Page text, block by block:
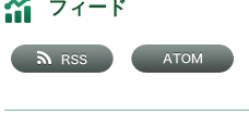
2017年11月
2017年10月
2017年9月
フィード